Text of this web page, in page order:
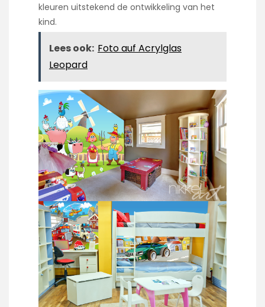
kleuren uitstekend de ontwikkeling van het
kind.
Lees ook: Foto auf Acrylglas
Leopard